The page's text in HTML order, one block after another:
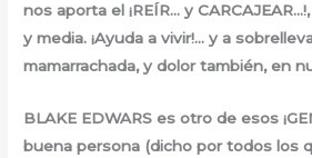
nos aporta el ¡REÍR… y
y media. ¡Ayuda a vivir!… y a
mamarrachada, y dolor también, en
BLAKE EDWARS es otro de esos
buena persona (dicho por todos los